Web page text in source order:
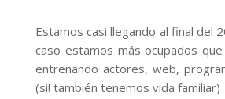
Estamos casi llegando al final del
caso estamos más ocupados que
entrenando actores, web,
(si! también tenemos vida familiar)